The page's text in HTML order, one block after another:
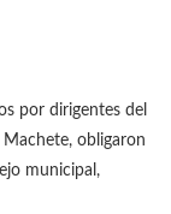
por dirigentes del
obligaron
municipal,